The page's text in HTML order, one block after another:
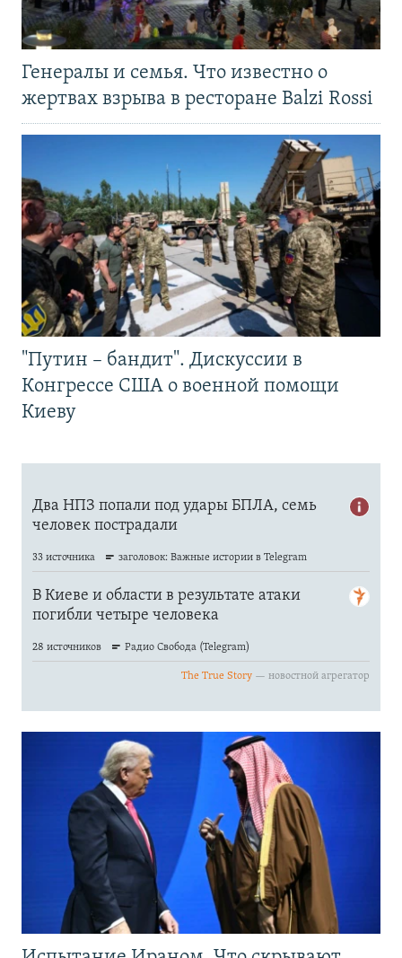
Генералы и семья. Что известно о
жертвах взрыва в ресторане Balzi Rossi
"Путин – бандит". Дискуссии в
Конгрессе США о военной помощи
Киеву